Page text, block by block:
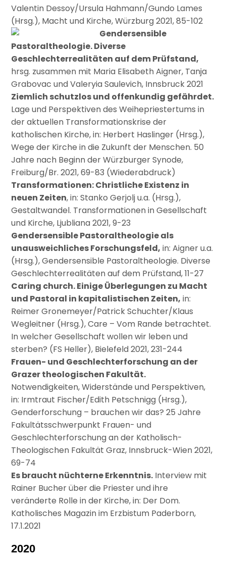
Valentin Dessoy/Ursula Hahmann/Gundo Lames
(Hrsg.), Macht und Kirche, Würzburg 2021, 85-102
Gendersensible
Pastoraltheologie. Diverse
Geschlechterrealitäten auf dem Prüfstand,
hrsg. zusammen mit Maria Elisabeth Aigner, Tanja
Grabovac und Valeryia Saulevich, Innsbruck 2021
Ziemlich schutzlos und offenkundig gefährdet.
Lage und Perspektiven des Weihepriestertums in
der aktuellen Transformationskrise der
katholischen Kirche, in: Herbert Haslinger (Hrsg.),
Wege der Kirche in die Zukunft der Menschen. 50
Jahre nach Beginn der Würzburger Synode,
Freiburg/Br. 2021, 69-83 (Wiederabdruck)
Transformationen: Christliche Existenz in
neuen Zeiten, in: Stanko Gerjolj u.a. (Hrsg.),
Gestaltwandel. Transformationen in Gesellschaft
und Kirche, Ljubliana 2021, 9-23
Gendersensible Pastoraltheologie als
unausweichliches Forschungsfeld, in: Aigner u.a.
(Hrsg.), Gendersensible Pastoraltheologie. Diverse
Geschlechterrealitäten auf dem Prüfstand, 11-27
Caring church. Einige Überlegungen zu Macht
und Pastoral in kapitalistischen Zeiten, in:
Reimer Gronemeyer/Patrick Schuchter/Klaus
Wegleitner (Hrsg.), Care – Vom Rande betrachtet.
In welcher Gesellschaft wollen wir leben und
sterben? (FS Heller), Bielefeld 2021, 231-244
Frauen- und Geschlechterforschung an der
Grazer theologischen Fakultät.
Notwendigkeiten, Widerstände und Perspektiven,
in: Irmtraut Fischer/Edith Petschnigg (Hrsg.),
Genderforschung – brauchen wir das? 25 Jahre
Fakultätsschwerpunkt Frauen- und
Geschlechterforschung an der Katholisch-
Theologischen Fakultät Graz, Innsbruck-Wien 2021,
69-74
Es braucht nüchterne Erkenntnis. Interview mit
Rainer Bucher über die Priester und ihre
veränderte Rolle in der Kirche, in: Der Dom.
Katholisches Magazin im Erzbistum Paderborn,
17.1.2021
2020